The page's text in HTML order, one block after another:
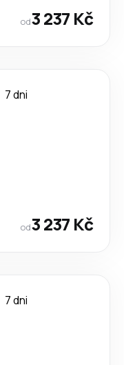
od3 237 Kč
7 dni
od3 237 Kč
7 dni